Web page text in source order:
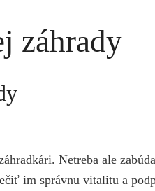
záhrady
Netreba ale
im správnu vitalitu a